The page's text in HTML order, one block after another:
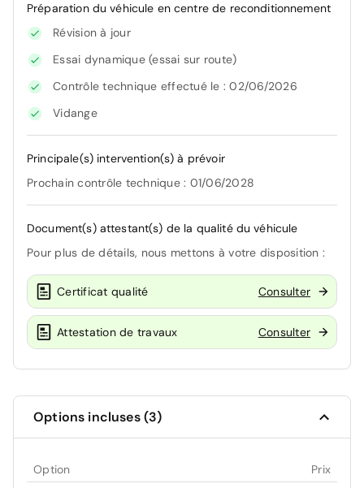
Préparation du véhicule en centre de reconditionnement
Révision à jour
Essai dynamique (essai sur route)
Contrôle technique effectué le : 02/06/2026
Vidange
Principale(s) intervention(s) à prévoir
Prochain contrôle technique : 01/06/2028
Document(s) attestant(s) de la qualité du véhicule
Pour plus de détails, nous mettons à votre disposition :
Certificat qualité Consulter
Attestation de travaux Consulter
Options incluses (3)
Option Prix